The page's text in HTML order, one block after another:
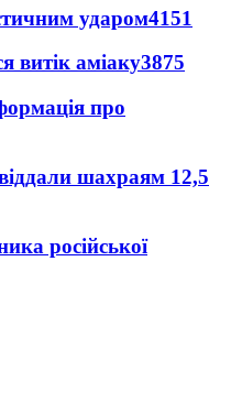
ударом4151
витік аміаку3875
про
шахраям 12,5
російської